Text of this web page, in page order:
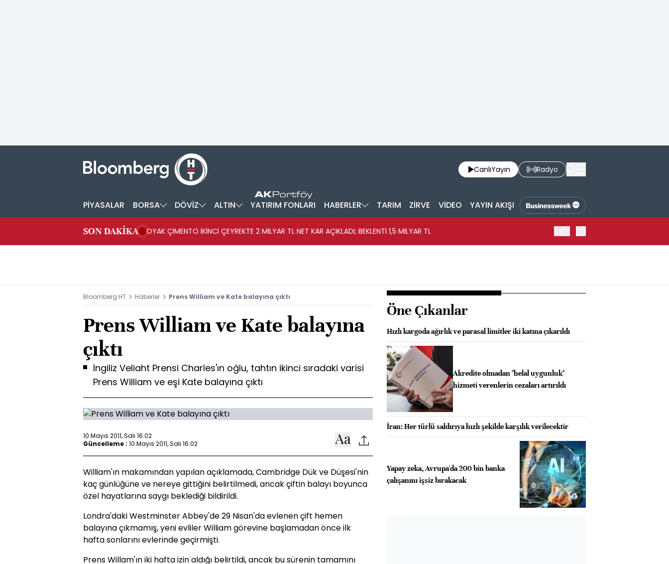
CanlıYayın Radyo
PİYASALAR BORSA DÖVİZ ALTIN YATIRIM FONLARI HABERLER TARIM ZİRVE VİDEO YAYIN AKIŞI
SON DAKİKA OYAK ÇİMENTO İKİNCİ ÇEYREKTE 2 MİLYAR TL NET KAR AÇIKLADI; BEKLENTİ 1,5 MİLYAR TL
Bloomberg HT Haberler Prens William ve Kate balayına çıktı
Prens William ve Kate balayına
çıktı
İngiliz Veliaht Prensi Charles'ın oğlu, tahtın ikinci sıradaki varisi
Prens William ve eşi Kate balayına çıktı
10 Mayıs 2011, Salı 16:02
Güncelleme : 10 Mayıs 2011, Salı 16:02
William'ın makamından yapılan açıklamada, Cambridge Dük ve Düşesi'nin
kaç günlüğüne ve nereye gittiğini belirtilmedi, ancak çiftin balayı boyunca
özel hayatlarına saygı beklediği bildirildi.
Londra'daki Westminster Abbey'de 29 Nisan'da evlenen çift hemen
balayına çıkmamış, yeni evliler William görevine başlamadan önce ilk
hafta sonlarını evlerinde geçirmişti.
Prens Willam'ın iki hafta izin aldığı belirtildi, ancak bu sürenin tamamını
Öne Çıkanlar
Hızlı kargoda ağırlık ve parasal limitler iki katına çıkarıldı
Akredite olmadan "helal uygunluk"
hizmeti verenlerin cezaları artırıldı
İran: Her türlü saldırıya hızlı şekilde karşılık verilecektir
Yapay zeka, Avrupa'da 200 bin banka
çalışanını işsiz bırakacak